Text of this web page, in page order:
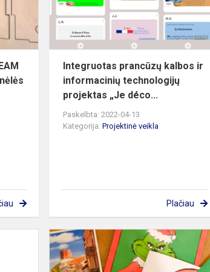
kolonėlės...
Integruotas prancūzų kalbos ir
informacinių technologijų
projektas „Je déco...
Paskelbta: 2022-04-13
Kategorija:Projektinė veikla
Plačiau
Fizikos,
technologijų